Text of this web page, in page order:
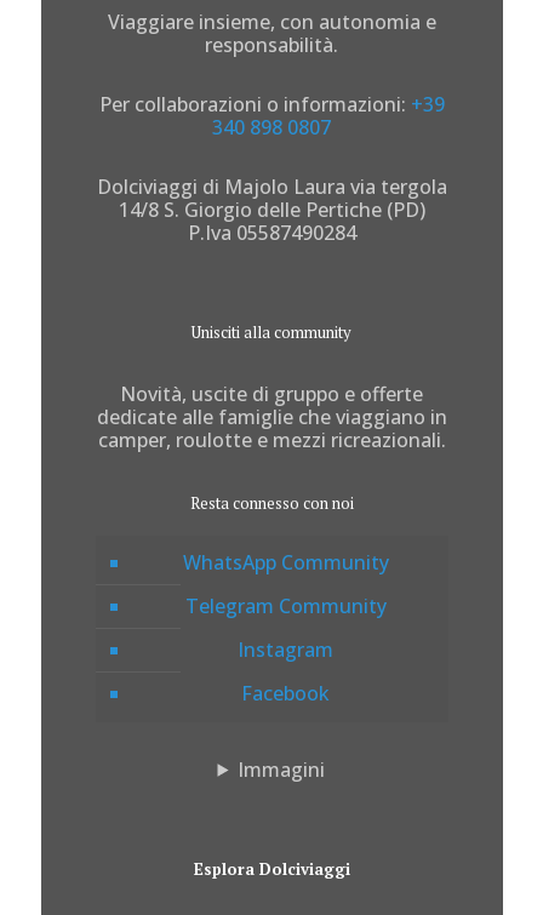
Viaggiare insieme, con autonomia e
responsabilità.
Per collaborazioni o informazioni: +39
340 898 0807
Dolciviaggi di Majolo Laura via tergola
14/8 S. Giorgio delle Pertiche (PD)
P.Iva 05587490284
Unisciti alla community
Novità, uscite di gruppo e offerte
dedicate alle famiglie che viaggiano in
camper, roulotte e mezzi ricreazionali.
Resta connesso con noi
WhatsApp Community
Telegram Community
Instagram
Facebook
Immagini
Esplora Dolciviaggi